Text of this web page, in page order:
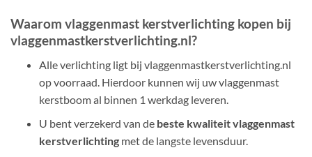
Waarom vlaggenmast kerstverlichting kopen bij
vlaggenmastkerstverlichting.nl?
Alle verlichting ligt bij vlaggenmastkerstverlichting.nl
op voorraad. Hierdoor kunnen wij uw vlaggenmast
kerstboom al binnen 1 werkdag leveren.
U bent verzekerd van de beste kwaliteit vlaggenmast
kerstverlichtingmet de langste levensduur.